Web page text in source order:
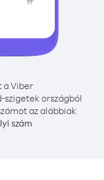
a Viber
szigetek országból
az alábbiak
szám